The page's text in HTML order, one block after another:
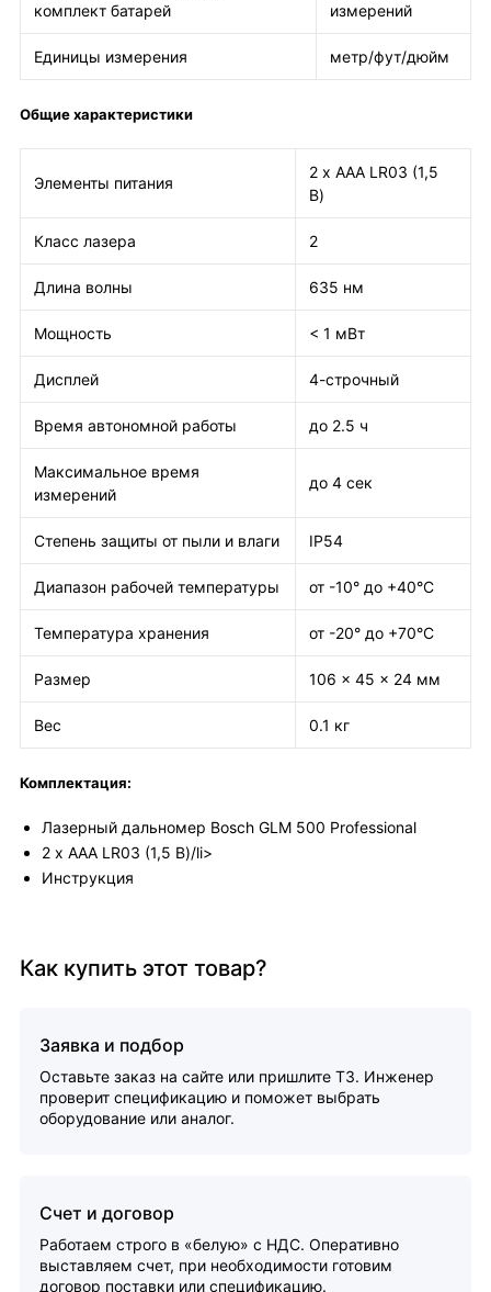
комплект батарей
измерений
Единицы измерения метр/фут/дюйм
Общие характеристики
Элементы питания
2 х ААА LR03 (1,5
В)
Класс лазера 2
Длина волны 635 нм
Мощность < 1 мВт
Дисплей 4-строчный
Время автономной работы до 2.5 ч
Максимальное время
измерений
до 4 сек
Степень защиты от пыли и влаги IP54
Диапазон рабочей температуры от -10° до +40°С
Температура хранения от -20° до +70°С
Размер 106 x 45 x 24 мм
Вес 0.1 кг
Комплектация:
Лазерный дальномер Bosch GLM 500 Professional
2 х ААА LR03 (1,5 В)/li>
Инструкция
Как купить этот товар?
Заявка и подбор
Оставьте заказ на сайте или пришлите ТЗ. Инженер
проверит спецификацию и поможет выбрать
оборудование или аналог.
Счет и договор
Работаем строго в «белую» с НДС. Оперативно
выставляем счет, при необходимости готовим
договор поставки или спецификацию.